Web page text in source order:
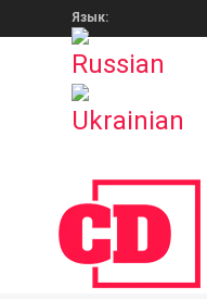
Язык: